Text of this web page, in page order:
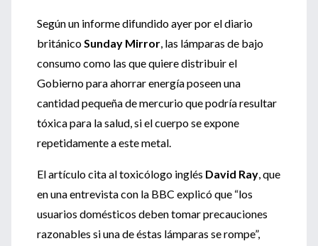
Según un informe difundido ayer por el diario
británicoSunday Mirror, las lámparas de bajo
consumo como las que quiere distribuir el
Gobierno para ahorrar energía poseen una
cantidad pequeña de mercurio que podría resultar
tóxica para la salud, si el cuerpo se expone
repetidamente a este metal.
El artículo cita al toxicólogo inglés David Ray, que
en una entrevista con la BBC explicó que “los
usuarios domésticos deben tomar precauciones
razonables si una de éstas lámparas se rompe”,